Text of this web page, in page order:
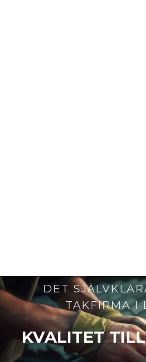
DET
TAKFIRMA I
KVALITET